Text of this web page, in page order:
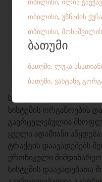
დიაგნოსტიკა
სამწუხაროდ,
სისტემის ორგანოების
გავრცელებულია
ყველა ადამიანი
ტრაქტის დაავადებებს
ქრონიკული
სისტემის დაავადებათა